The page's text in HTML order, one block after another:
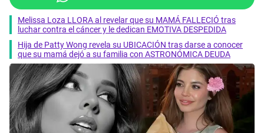
Melissa Loza LLORA al revelar que su MAMÁ FALLECIÓ tras
luchar contra el cáncer y le dedican EMOTIVA DESPEDIDA
Hija de Patty Wong revela su UBICACIÓN tras darse a conocer
que su mamá dejó a su familia con ASTRONÓMICA DEUDA